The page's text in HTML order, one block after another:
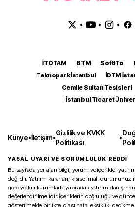
• • •
İTOTAM BTM SoftITo
Teknopark İstanbul
İDTM
Cemile Sultan Tesisleri
İstanbul Ticaret
Künye•İletişim•
Gizlilik ve KVKK
Politikası
•
YASAL UYARI VE SORUMLULUK REDDİ
Bu sayfada yer alan bilgi, yorum ve içerikler
değildir. Yatırım kararları, kişisel mali
göre yetkili kurumlarla yapılacak yatırım
değerlendirilmelidir. İçeriklerin doğruluğu ve
gösterilmekle birlikte, olası hata, eksiklik,